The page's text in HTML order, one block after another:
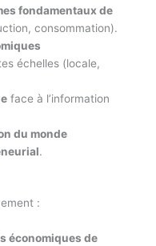
fondamentaux de
consommation).
échelles (locale,
face à l’information
du monde
.
:
économiques de